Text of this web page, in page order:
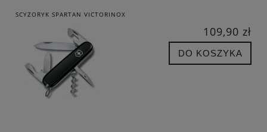
SCYZORYK SPARTAN VICTORINOX
109,90 zł
DO KOSZYKA